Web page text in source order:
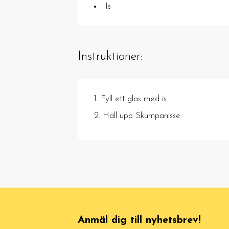
Is
Instruktioner:
Fyll ett glas med is
Häll upp Skumpanisse
Anmäl dig till nyhetsbrev!